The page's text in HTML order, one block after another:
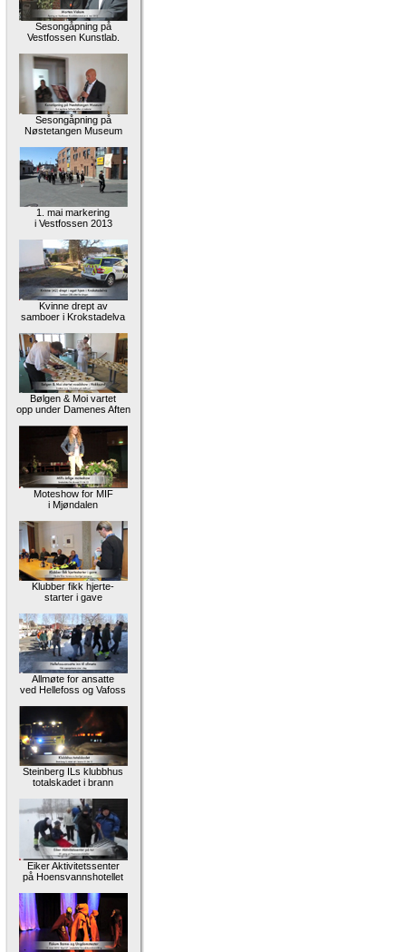
Sesongåpning på
Vestfossen Kunstlab.
Sesongåpning på
Nøstetangen Museum
1. mai markering
i Vestfossen 2013
Kvinne drept av
samboer i Krokstadelva
Bølgen & Moi vartet
opp under Damenes Aften
Moteshow for MIF
i Mjøndalen
Klubber fikk hjerte-
starter i gave
Allmøte for ansatte
ved Hellefoss og Vafoss
Steinberg ILs klubbhus
totalskadet i brann
Eiker Aktivitetssenter
på Hoensvannshotellet